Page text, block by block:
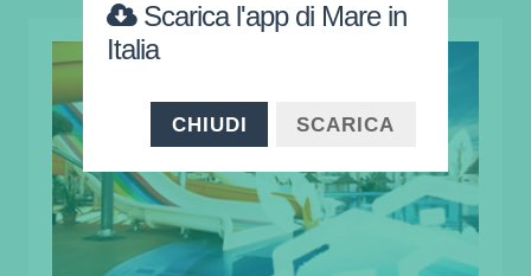
Scarica l'app di Mare in
Italia
CHIUDI SCARICA